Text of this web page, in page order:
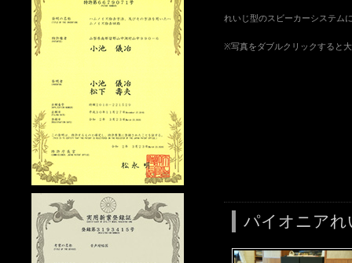
れいじ型のスビーカーシステム
※写真をダブルクリックすると
パイオニア